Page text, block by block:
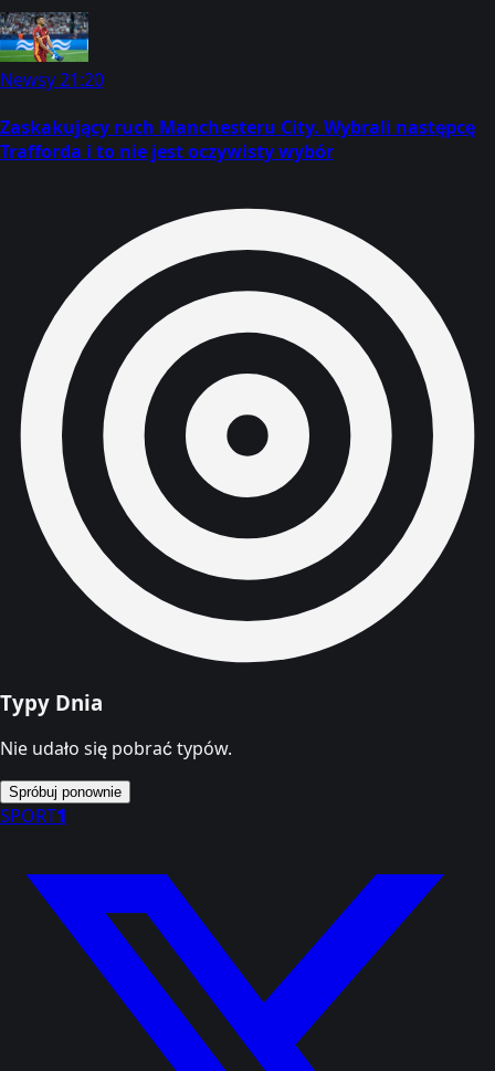
Newsy21:20
Zaskakujący ruch Manchesteru City. Wybrali następcę
Trafforda i to nie jest oczywisty wybór
Typy Dnia
Nie udało się pobrać typów.
Spróbuj ponownie
SPORT1